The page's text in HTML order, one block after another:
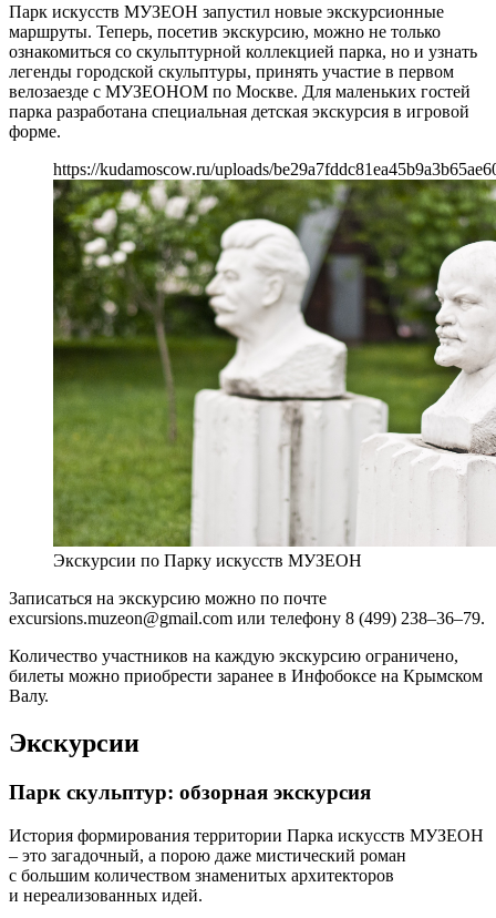
Парк искусств МУЗЕОН запустил новые экскурсионные
маршруты. Теперь, посетив экскурсию, можно не только
ознакомиться со скульптурной коллекцией парка, но и узнать
легенды городской скульптуры, принять участие в первом
велозаезде с МУЗЕОНОМ по Москве. Для маленьких гостей
парка разработана специальная детская экскурсия в игровой
форме.
https://kudamoscow.ru/uploads/
Экскурсии по Парку искусств МУЗЕОН
Записаться на экскурсию можно по почте
excursions.muzeon@gmail.com или телефону 8 (499) 238–36–79.
Количество участников на каждую экскурсию ограничено,
билеты можно приобрести заранее в Инфобоксе на Крымском
Валу.
Экскурсии
Парк скульптур: обзорная экскурсия
История формирования территории Парка искусств МУЗЕОН
– это загадочный, а порою даже мистический роман
с большим количеством знаменитых архитекторов
и нереализованных идей.